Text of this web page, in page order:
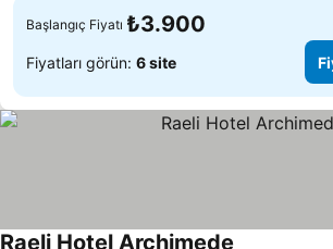
Başlangıç Fiyatı ₺3.900
Fiyatları görün: 6 site
Raeli Hotel Archimede